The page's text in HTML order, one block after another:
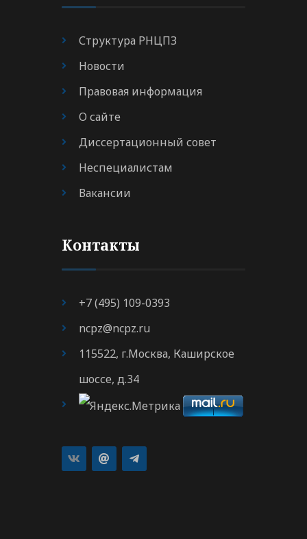
Структура РНЦПЗ
Новости
Правовая информация
О сайте
Диссертационный совет
Неспециалистам
Вакансии
Контакты
+7 (495) 109-0393
ncpz@ncpz.ru
115522, г.Москва, Каширское
шоссе, д.34